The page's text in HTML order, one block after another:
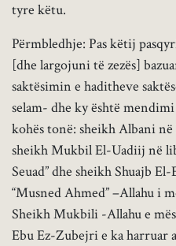
tyre këtu.
Përmbledhje: Pas këtij
[dhe largojuni të zezës]
saktësimin e haditheve
selam- dhe ky është
kohës tonë: sheikh Albani
sheikh Mukbil El-Uadiij në
Seuad” dhe sheikh Shuajb
“Musned Ahmed” –Allahu i
Sheikh Mukbili -Allahu e
Ebu Ez-Zubejri e ka harruar